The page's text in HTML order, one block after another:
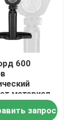
600
материал
запрос